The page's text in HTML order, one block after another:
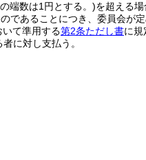
端数は1円とする。)を超える
であることにつき、委員会が定
いて準用する第2条ただし書に規
に対し支払う。